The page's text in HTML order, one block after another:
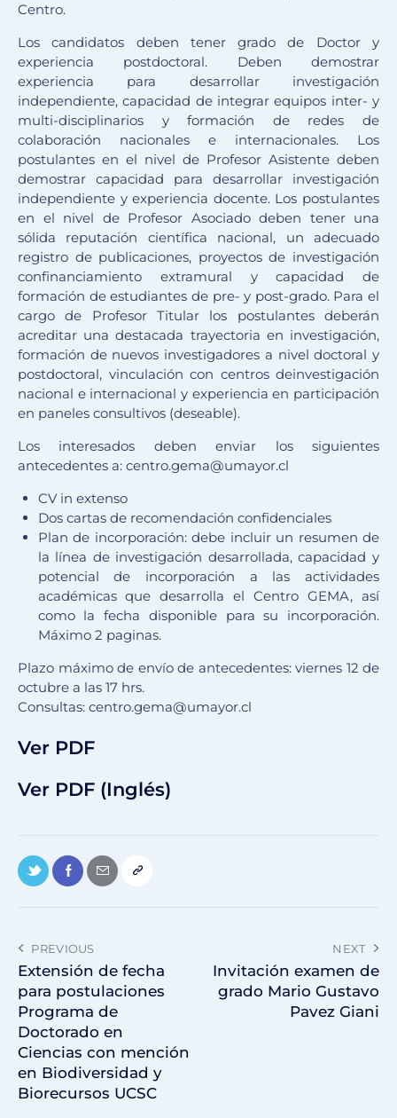
Centro.
Los candidatos deben tener grado de Doctor y
experiencia postdoctoral. Deben demostrar
experiencia para desarrollar investigación
independiente, capacidad de integrar equipos inter- y
multi-disciplinarios y formación de redes de
colaboración nacionales e internacionales. Los
postulantes en el nivel de Profesor Asistente deben
demostrar capacidad para desarrollar investigación
independiente y experiencia docente. Los postulantes
en el nivel de Profesor Asociado deben tener una
sólida reputación científica nacional, un adecuado
registro de publicaciones, proyectos de investigación
confinanciamiento extramural y capacidad de
formación de estudiantes de pre- y post-grado. Para el
cargo de Profesor Titular los postulantes deberán
acreditar una destacada trayectoria en investigación,
formación de nuevos investigadores a nivel doctoral y
postdoctoral, vinculación con centros deinvestigación
nacional e internacional y experiencia en participación
en paneles consultivos (deseable).
Los interesados deben enviar los siguientes
antecedentes a: centro.gema@umayor.cl
CV in extenso
Dos cartas de recomendación confidenciales
Plan de incorporación: debe incluir un resumen de
la línea de investigación desarrollada, capacidad y
potencial de incorporación a las actividades
académicas que desarrolla el Centro GEMA, así
como la fecha disponible para su incorporación.
Máximo 2 paginas.
Plazo máximo de envío de antecedentes: viernes 12 de
octubre a las 17 hrs.
Consultas: centro.gema@umayor.cl
Ver PDF
Ver PDF (Inglés)
PREVIOUS
Extensión de fecha
para postulaciones
Programa de
Doctorado en
Ciencias con mención
en Biodiversidad y
Biorecursos UCSC
NEXT
Invitación examen de
grado Mario Gustavo
Pavez Giani